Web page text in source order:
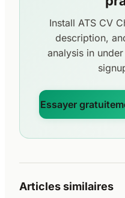
Install ATS CV
description,
analysis in
Essayer
Articles similaires